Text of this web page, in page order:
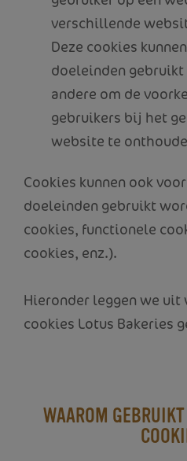
verschillende
Deze cookies
doeleinden
andere om de
gebruikers bij het
website te
Cookies kunnen ook
doeleinden gebruikt
cookies, functionele
cookies, enz.).
Hieronder leggen we uit
cookies Lotus Bakeries
WAAROM